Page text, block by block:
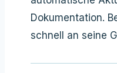
Dokumentation.
schnell an seine